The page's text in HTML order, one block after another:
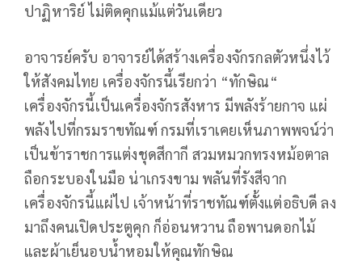
ปาฏิหาริย์ ไม่ติดคุกแม้แต่วันเดียว
อาจารย์ครับ อาจารย์ได้สร้างเครื่องจักรกลตัวหนึ่งไว้
ให้สังคมไทย เครื่องจักรนี้เรียกว่า “ทักษิณ“
เครื่องจักรนี้เป็นเครื่องจักรสังหาร มีพลังร้ายกาจ แผ่
พลังไปที่กรมราขทัณฑ์ กรมที่เราเคยเห็นภาพพจน์ว่า
เป็นข้าราชการแต่งชุดสีกากี สวมหมวกทรงหม้อตาล
ถือกระบองในมือ น่าเกรงขาม พลันที่รังสีจาก
เครื่องจักรนี้แผ่ไป เจ้าหน้าที่ราชทัณฑ์ตั้งแต่อธิบดี ลง
มาถึงคนเปิดประตูคุก ก็อ่อนหวาน ถือพานดอกไม้
และผ้าเย็นอบน้ำหอมให้คุณทักษิณ